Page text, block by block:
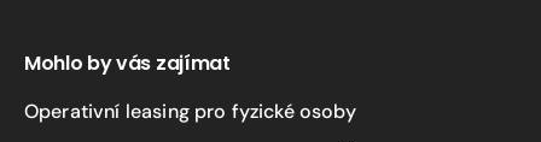
Mohlo by vás zajímat
Operativní leasing pro fyzické osoby